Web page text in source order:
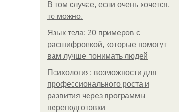
В том случае, если очень хочется,
то можно.
Язык тела: 20 примеров с
расшифровкой, которые помогут
вам лучше понимать людей
Психология: возможности для
профессионального роста и
развития через программы
переподготовки